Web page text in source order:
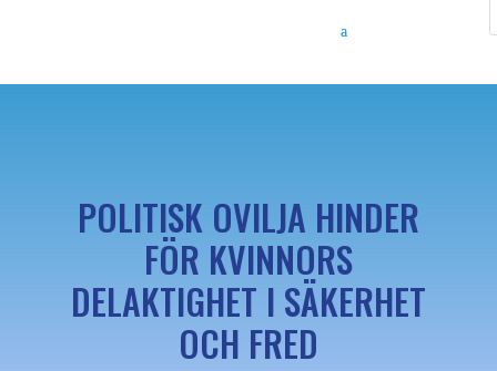
POLITISK OVILJA HINDER
FÖR KVINNORS
DELAKTIGHET I SÄKERHET
OCH FRED